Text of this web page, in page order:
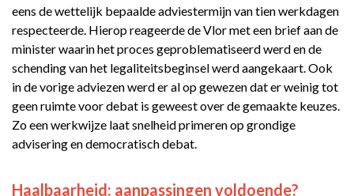
eens de wettelijk bepaalde adviestermijn van tien werkdagen
respecteerde. Hierop reageerde de Vlor met een brief aan de
minister waarin het proces geproblematiseerd werd en de
schending van het legaliteitsbeginsel werd aangekaart. Ook
in de vorige adviezen werd er al op gewezen dat er weinig tot
geen ruimte voor debat is geweest over de gemaakte keuzes.
Zo een werkwijze laat snelheid primeren op grondige
advisering en democratisch debat.
Haalbaarheid: aanpassingen voldoende?